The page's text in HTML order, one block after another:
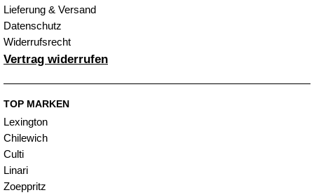
Lieferung & Versand
Datenschutz
Widerrufsrecht
Vertrag widerrufen
TOP MARKEN
Lexington
Chilewich
Culti
Linari
Zoeppritz